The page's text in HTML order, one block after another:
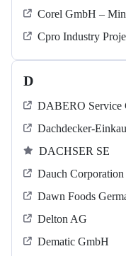
Corel GmbH –
Cpro Industry
D
DABERO Service
Dachdecker-
DACHSER SE
Dauch Corporation
Dawn Foods
Delton AG
Dematic GmbH